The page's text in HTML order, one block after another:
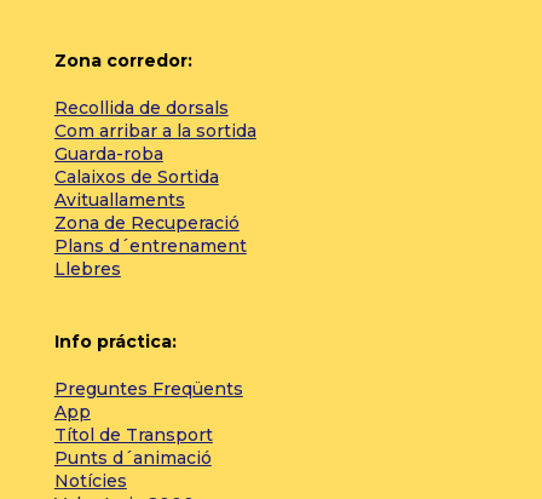
Zona corredor:
Recollida de dorsals
Com arribar a la sortida
Guarda-roba
Calaixos de Sortida
Avituallaments
Zona de Recuperació
Plans d´entrenament
Llebres
Info práctica:
Preguntes Freqüents
App
Títol de Transport
Punts d´animació
Notícies